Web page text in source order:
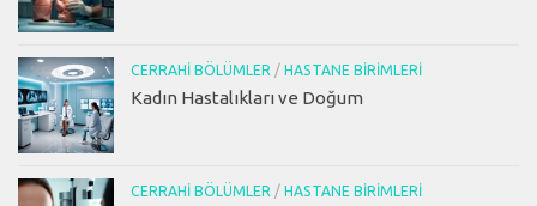
CERRAHI BÖLÜMLER / HASTANE BIRIMLERI
Kadın Hastalıkları ve Doğum
CERRAHI BÖLÜMLER / HASTANE BIRIMLERI